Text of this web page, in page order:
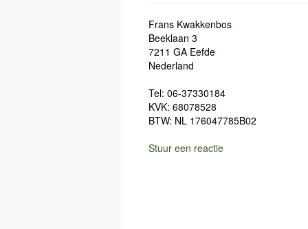
Frans Kwakkenbos
Beeklaan 3
7211 GA Eefde
Nederland
Tel: 06-37330184
KVK: 68078528
BTW: NL 176047785B02
Stuur een reactie